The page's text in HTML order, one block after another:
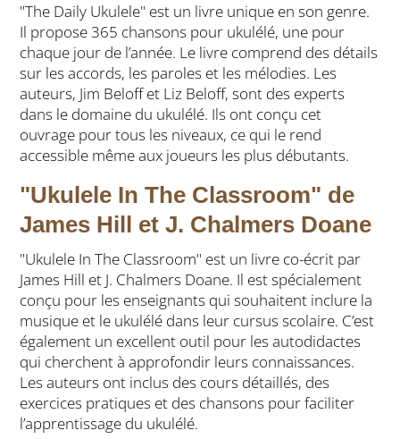
"The Daily Ukulele" est un livre unique en son genre.
Il propose 365 chansons pour ukulélé, une pour
chaque jour de l’année. Le livre comprend des détails
sur les accords, les paroles et les mélodies. Les
auteurs, Jim Beloff et Liz Beloff, sont des experts
dans le domaine du ukulélé. Ils ont conçu cet
ouvrage pour tous les niveaux, ce qui le rend
accessible même aux joueurs les plus débutants.
"Ukulele In The Classroom" de
James Hill et J. Chalmers Doane
"Ukulele In The Classroom" est un livre co-écrit par
James Hill et J. Chalmers Doane. Il est spécialement
conçu pour les enseignants qui souhaitent inclure la
musique et le ukulélé dans leur cursus scolaire. C’est
également un excellent outil pour les autodidactes
qui cherchent à approfondir leurs connaissances.
Les auteurs ont inclus des cours détaillés, des
exercices pratiques et des chansons pour faciliter
l’apprentissage du ukulélé.